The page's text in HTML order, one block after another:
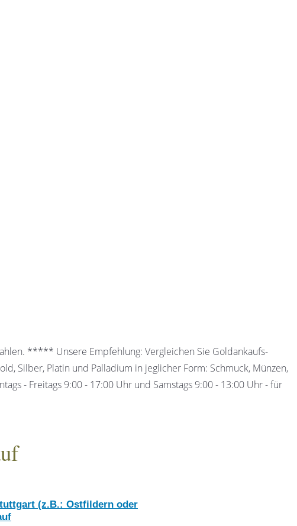
***** Unsere Empfehlung: Vergleichen Sie Goldankaufs-
Silber, Platin und Palladium in jeglicher Form: Schmuck, Münzen,
- Freitags 9:00 - 17:00 Uhr und Samstags 9:00 - 13:00 Uhr - für
(z.B.: Ostfildern oder